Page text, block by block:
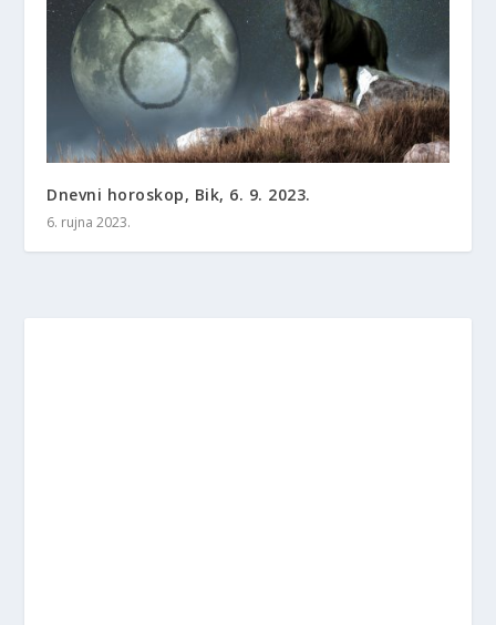
Dnevni horoskop, Bik, 6. 9. 2023.
6. rujna 2023.